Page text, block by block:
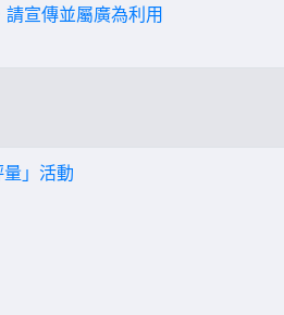
宣傳並屬廣為利用
」活動